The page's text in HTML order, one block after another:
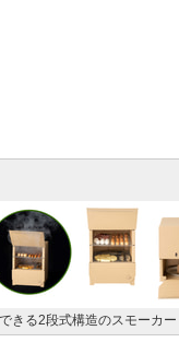
きる2段式構造のスモーカー